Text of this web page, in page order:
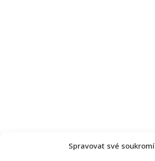
Spravovat své soukromí